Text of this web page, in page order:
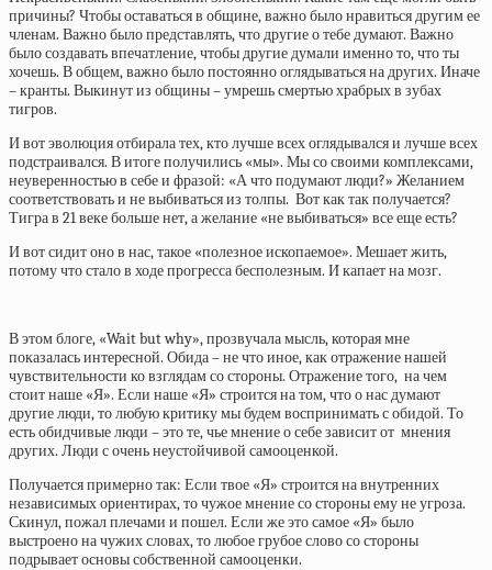
причины? Чтобы оставаться в общине, важно было нравиться другим ее
членам. Важно было представлять, что другие о тебе думают. Важно
было создавать впечатление, чтобы другие думали именно то, что ты
хочешь. В общем, важно было постоянно оглядываться на других. Иначе
– кранты. Выкинут из общины – умрешь смертью храбрых в зубах
тигров.
И вот эволюция отбирала тех, кто лучше всех оглядывался и лучше всех
подстраивался. В итоге получились «мы». Мы со своими комплексами,
неуверенностью в себе и фразой: «А что подумают люди?» Желанием
соответствовать и не выбиваться из толпы. Вот как так получается?
Тигра в 21 веке больше нет, а желание «не выбиваться» все еще есть?
И вот сидит оно в нас, такое «полезное ископаемое». Мешает жить,
потому что стало в ходе прогресса бесполезным. И капает на мозг.
В этом блоге, «Wait but why», прозвучала мысль, которая мне
показалась интересной. Обида – не что иное, как отражение нашей
чувствительности ко взглядам со стороны. Отражение того, на чем
стоит наше «Я». Если наше «Я» строится на том, что о нас думают
другие люди, то любую критику мы будем воспринимать с обидой. То
есть обидчивые люди – это те, чье мнение о себе зависит от мнения
других. Люди с очень неустойчивой самооценкой.
Получается примерно так: Если твое «Я» строится на внутренних
независимых ориентирах, то чужое мнение со стороны ему не угроза.
Скинул, пожал плечами и пошел. Если же это самое «Я» было
выстроено на чужих словах, то любое грубое слово со стороны
подрывает основы собственной самооценки.